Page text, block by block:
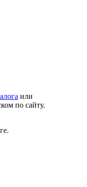
или
по сайту.